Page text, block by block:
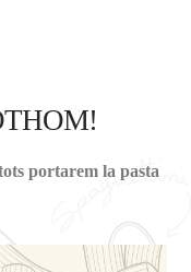
portarem la pasta